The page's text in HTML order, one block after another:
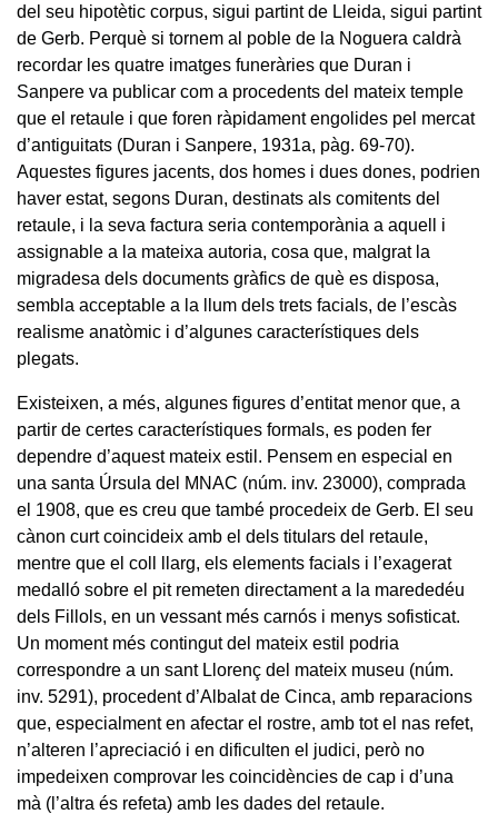
del seu hipotètic corpus, sigui partint de Lleida, sigui partint
de Gerb. Perquè si tornem al poble de la Noguera caldrà
recordar les quatre imatges funeràries que Duran i
Sanpere va publicar com a procedents del mateix temple
que el retaule i que foren ràpidament engolides pel mercat
d’antiguitats (Duran i Sanpere, 1931a, pàg. 69-70).
Aquestes figures jacents, dos homes i dues dones, podrien
haver estat, segons Duran, destinats als comitents del
retaule, i la seva factura seria contemporània a aquell i
assignable a la mateixa autoria, cosa que, malgrat la
migradesa dels documents gràfics de què es disposa,
sembla acceptable a la llum dels trets facials, de l’escàs
realisme anatòmic i d’algunes característiques dels
plegats.
Existeixen, a més, algunes figures d’entitat menor que, a
partir de certes característiques formals, es poden fer
dependre d’aquest mateix estil. Pensem en especial en
una santa Úrsula del MNAC (núm. inv. 23000), comprada
el 1908, que es creu que també procedeix de Gerb. El seu
cànon curt coincideix amb el dels titulars del retaule,
mentre que el coll llarg, els elements facials i l’exagerat
medalló sobre el pit remeten directament a la marededéu
dels Fillols, en un vessant més carnós i menys sofisticat.
Un moment més contingut del mateix estil podria
correspondre a un sant Llorenç del mateix museu (núm.
inv. 5291), procedent d’Albalat de Cinca, amb reparacions
que, especialment en afectar el rostre, amb tot el nas refet,
n’alteren l’apreciació i en dificulten el judici, però no
impedeixen comprovar les coincidències de cap i d’una
mà (l’altra és refeta) amb les dades del retaule.